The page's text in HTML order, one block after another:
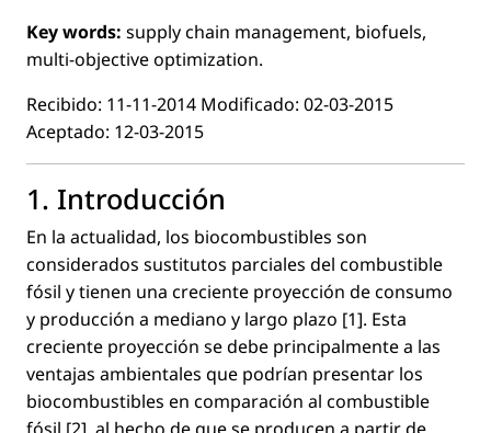
Key words: supply chain management, biofuels,
multi-objective optimization.
Recibido: 11-11-2014 Modiﬁcado: 02-03-2015
Aceptado: 12-03-2015
1. Introducción
En la actualidad, los biocombustibles son
considerados sustitutos parciales del combustible
fósil y tienen una creciente proyección de consumo
y producción a mediano y largo plazo [1]. Esta
creciente proyección se debe principalmente a las
ventajas ambientales que podrían presentar los
biocombustibles en comparación al combustible